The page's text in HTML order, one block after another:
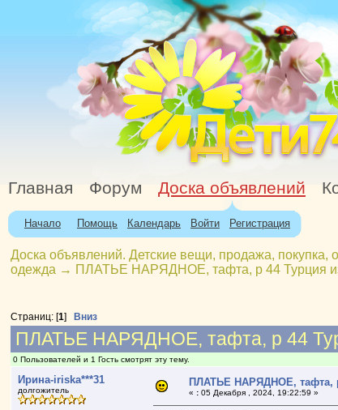
Главная Форум Доска объявлений
Начало Помощь Календарь Войти Регистрация
Доска объявлений. Детские вещи, продажа, покупка,
одежда → ПЛАТЬЕ НАРЯДНОЕ, тафта, р 44 Турция
Страниц: [1] Вниз
ПЛАТЬЕ НАРЯДНОЕ, тафта, р 44
0 Пользователей и 1 Гость смотрят эту тему.
Ирина-iriska***31
долгожитель
ПЛАТЬЕ НАРЯДНОЕ, тафта,
« : 05 Декабря , 2024, 19:22:59 »